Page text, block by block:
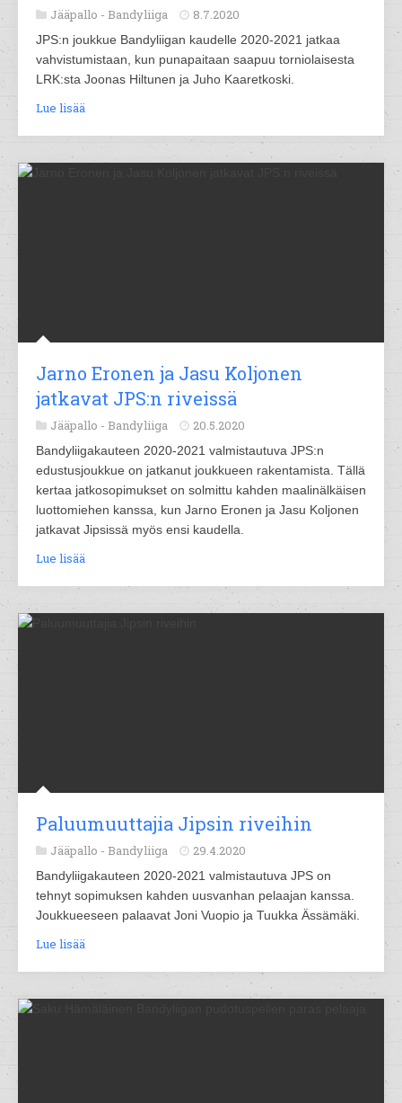
Jääpallo - Bandyliiga 8.7.2020
JPS:n joukkue Bandyliigan kaudelle 2020-2021 jatkaa
vahvistumistaan, kun punapaitaan saapuu torniolaisesta
LRK:sta Joonas Hiltunen ja Juho Kaaretkoski.
Lue lisää
Jarno Eronen ja Jasu Koljonen
jatkavat JPS:n riveissä
Jääpallo - Bandyliiga 20.5.2020
Bandyliigakauteen 2020-2021 valmistautuva JPS:n
edustusjoukkue on jatkanut joukkueen rakentamista. Tällä
kertaa jatkosopimukset on solmittu kahden maalinälkäisen
luottomiehen kanssa, kun Jarno Eronen ja Jasu Koljonen
jatkavat Jipsissä myös ensi kaudella.
Lue lisää
Paluumuuttajia Jipsin riveihin
Jääpallo - Bandyliiga 29.4.2020
Bandyliigakauteen 2020-2021 valmistautuva JPS on
tehnyt sopimuksen kahden uusvanhan pelaajan kanssa.
Joukkueeseen palaavat Joni Vuopio ja Tuukka Ässämäki.
Lue lisää